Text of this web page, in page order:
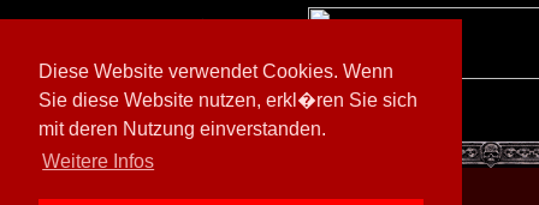
Diese Website verwendet Cookies. Wenn
Sie diese Website nutzen, erkl�ren Sie sich
mit deren Nutzung einverstanden.
Weitere Infos
[ 605026/M3]